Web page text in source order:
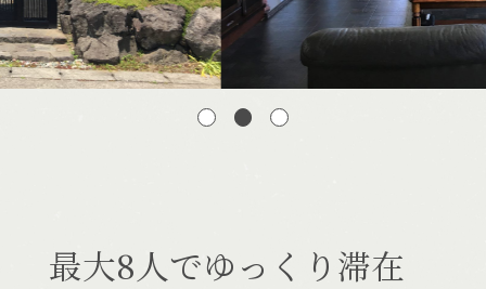
最大8人でゆっくり滞在